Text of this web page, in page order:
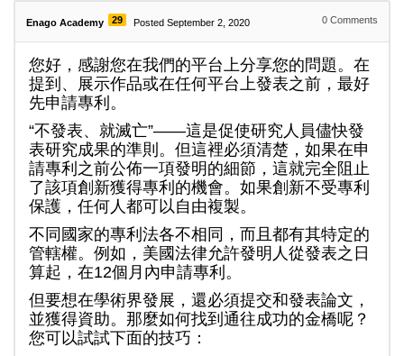
Enago Academy 29 Posted September 2, 2020 0 Comments
您好，感謝您在我們的平台上分享您的問題。在
提到、展示作品或在任何平台上發表之前，最好
先申請專利。
“不發表、就滅亡”——這是促使研究人員儘快發
表研究成果的準則。但這裡必須清楚，如果在申
請專利之前公佈一項發明的細節，這就完全阻止
了該項創新獲得專利的機會。如果創新不受專利
保護，任何人都可以自由複製。
不同國家的專利法各不相同，而且都有其特定的
管轄權。例如，美國法律允許發明人從發表之日
算起，在12個月內申請專利。
但要想在學術界發展，還必須提交和發表論文，
並獲得資助。那麼如何找到通往成功的金橋呢？
您可以試試下面的技巧：